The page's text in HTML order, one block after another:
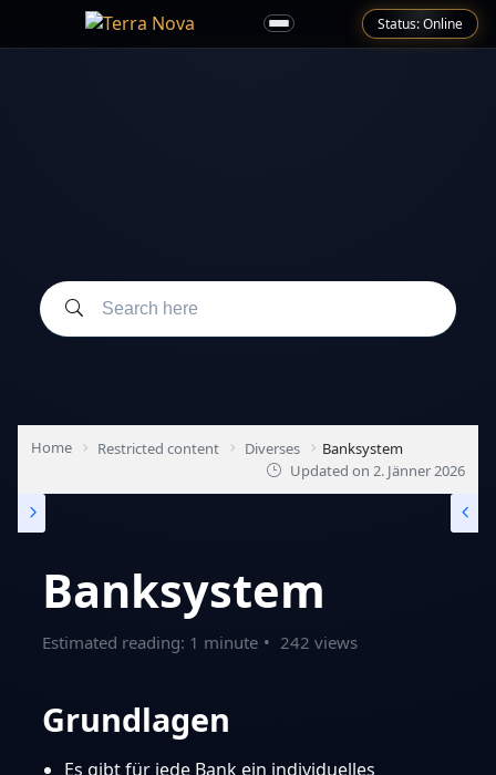
Status: Online
Home Restricted content Diverses
Banksystem
Updated on 2. Jänner 2026
Banksystem
Estimated reading: 1 minute 242 views
Grundlagen
Es gibt für jede Bank ein individuelles